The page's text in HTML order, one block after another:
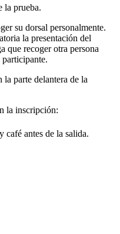
la prueba.
su dorsal personalmente.
la presentación del
que recoger otra persona
parte delantera de la
la inscripción:
café antes de la salida.